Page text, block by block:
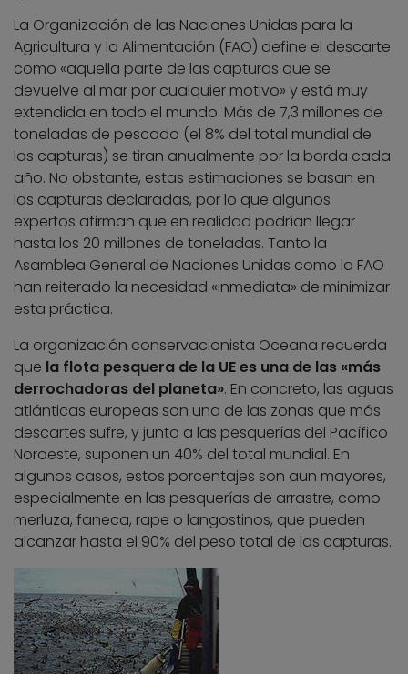
La Organización de las Naciones Unidas para la
Agricultura y la Alimentación (FAO) define el descarte
como «aquella parte de las capturas que se
devuelve al mar por cualquier motivo» y está muy
extendida en todo el mundo: Más de 7,3 millones de
toneladas de pescado (el 8% del total mundial de
las capturas) se tiran anualmente por la borda cada
año. No obstante, estas estimaciones se basan en
las capturas declaradas, por lo que algunos
expertos afirman que en realidad podrían llegar
hasta los 20 millones de toneladas. Tanto la
Asamblea General de Naciones Unidas como la FAO
han reiterado la necesidad «inmediata» de minimizar
esta práctica.
La organización conservacionista Oceana recuerda
que la flota pesquera de la UE es una de las «más
derrochadoras del planeta». En concreto, las aguas
atlánticas europeas son una de las zonas que más
descartes sufre, y junto a las pesquerías del Pacífico
Noroeste, suponen un 40% del total mundial. En
algunos casos, estos porcentajes son aun mayores,
especialmente en las pesquerías de arrastre, como
merluza, faneca, rape o langostinos, que pueden
alcanzar hasta el 90% del peso total de las capturas.